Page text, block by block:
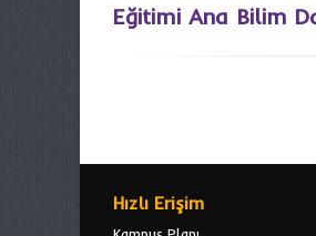
Eğitimi Ana Bilim
Hızlı Erişim